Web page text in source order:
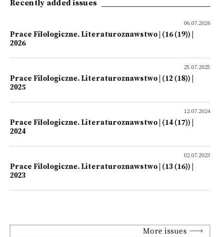
Recently added issues
06.07.2026
Prace Filologiczne. Literaturoznawstwo | (16 (19)) |
2026
25.07.2025
Prace Filologiczne. Literaturoznawstwo | (12 (18)) |
2025
12.07.2024
Prace Filologiczne. Literaturoznawstwo | (14 (17)) |
2024
02.07.2023
Prace Filologiczne. Literaturoznawstwo | (13 (16)) |
2023
More issues